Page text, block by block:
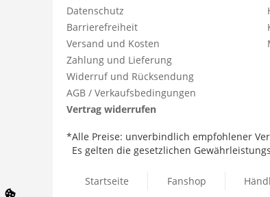
Datenschutz
Barrierefreiheit
Versand und Kosten
Zahlung und Lieferung
Widerruf und Rücksendung
AGB / Verkaufsbedingungen
Vertrag widerrufen
*Alle Preise: unverbindlich empfohlener
Es gelten die gesetzlichen
Startseite Fanshop